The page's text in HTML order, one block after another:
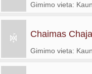
Gimimo vieta:
Chaimas
Gimimo vieta: